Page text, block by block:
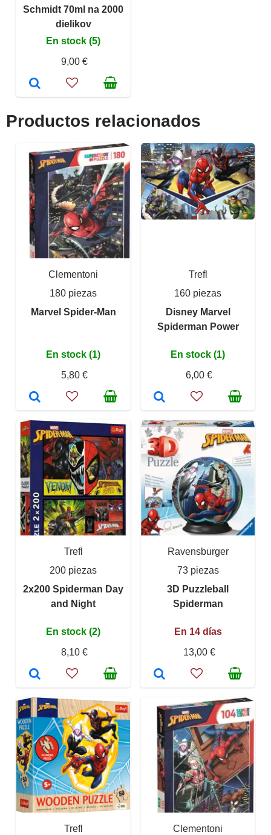
Schmidt 70ml na 2000
dielikov
En stock (5)
9,00 €
Productos relacionados
Clementoni
180 piezas
Marvel Spider-Man
En stock (1)
5,80 €
Trefl
160 piezas
Disney Marvel
Spiderman Power
En stock (1)
6,00 €
Trefl
200 piezas
2x200 Spiderman Day
and Night
En stock (2)
8,10 €
Ravensburger
73 piezas
3D Puzzleball
Spiderman
En 14 días
13,00 €
Trefl
Clementoni